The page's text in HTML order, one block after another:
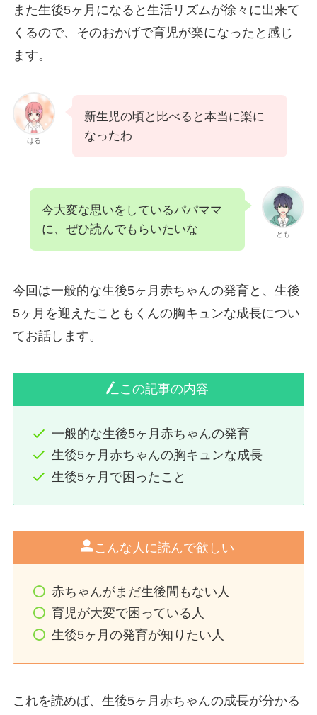
また生後5ヶ月になると生活リズムが徐々に出来て
くるので、そのおかげで育児が楽になったと感じ
ます。
はる
新生児の頃と比べると本当に楽に
なったわ
とも
今大変な思いをしているパパママ
に、ぜひ読んでもらいたいな
今回は一般的な生後5ヶ月赤ちゃんの発育と、生後
5ヶ月を迎えたこともくんの胸キュンな成長につい
てお話します。
この記事の内容
一般的な生後5ヶ月赤ちゃんの発育
生後5ヶ月赤ちゃんの胸キュンな成長
生後5ヶ月で困ったこと
こんな人に読んで欲しい
赤ちゃんがまだ生後間もない人
育児が大変で困っている人
生後5ヶ月の発育が知りたい人
これを読めば、生後5ヶ月赤ちゃんの成長が分かる